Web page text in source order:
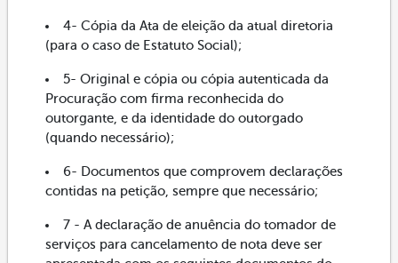
4- Cópia da Ata de eleição da atual diretoria
(para o caso de Estatuto Social);
5- Original e cópia ou cópia autenticada da
Procuração com firma reconhecida do
outorgante, e da identidade do outorgado
(quando necessário);
6- Documentos que comprovem declarações
contidas na petição, sempre que necessário;
7 - A declaração de anuência do tomador de
serviços para cancelamento de nota deve ser